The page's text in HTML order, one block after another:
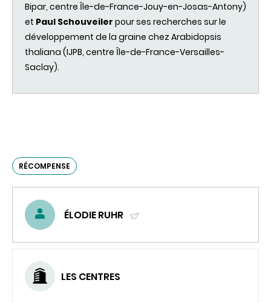
Bipar, centre Ȋle-de-France-Jouy-en-Josas-Antony)
et Paul Schouveiler pour ses recherches sur le
développement de la graine chez Arabidopsis
thaliana (IJPB, centre Ȋle-de-France-Versailles-
Saclay).
RÉCOMPENSE
ÉLODIE RUHR
UN
LES CENTRES